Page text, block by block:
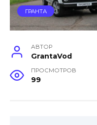
ГРАНТА
АВТОР
GrantaVod
ПРОСМОТРОВ
99